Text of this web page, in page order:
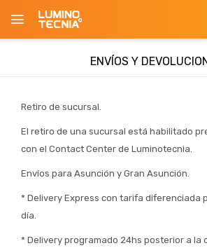

ENVÍOS Y
Retiro de sucursal.
El retiro de una sucursal está habilitado
con el Contact Center de Luminotecnia.
Envíos para Asunción y Gran Asunción.
* Delivery Express con tarifa diferenciada
día.
* Delivery programado 24hs posterior a la